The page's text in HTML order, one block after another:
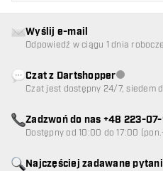
Najczęściej zadawane
Wyślij e-mail
Odpowiedź w ciągu 1 dnia
Czat z DartshopperObsługa
Czat jest dostępny 24/7, siedem
Zadzwoń do nas +48 223-
Dostępny od 10:00 do 17:00